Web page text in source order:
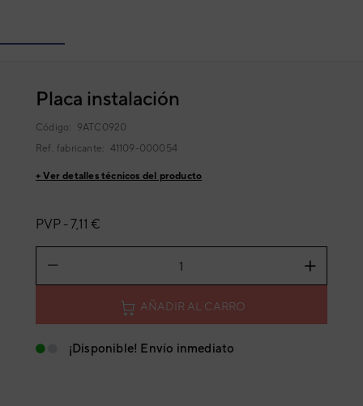
Placa instalación
Código: 9ATC0920
Ref. fabricante: 41109-000054
+ Ver detalles técnicos del producto
PVP -7,11 €
AÑADIR AL CARRO
¡Disponible! Envío inmediato